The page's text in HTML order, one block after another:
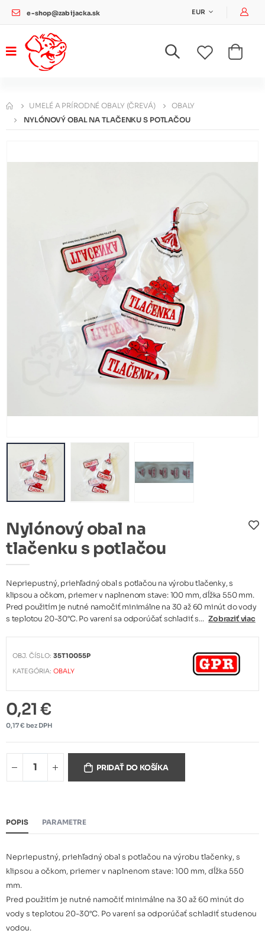
e-shop@zabijacka.sk EUR
UMELÉ A PRÍRODNÉ OBALY (ČREVÁ)
OBALY
NYLÓNOVÝ OBAL NA TLAČENKU S POTLAČOU
Nylónový obal na
tlačenku s potlačou
Nepriepustný, priehľadný obal s potlačou na výrobu tlačenky, s
klipsou a očkom, priemer v naplnenom stave: 100 mm, dĺžka 550 mm.
Pred použitím je nutné namočiť minimálne na 30 až 60 minút do vody
s teplotou 20-30°C. Po varení sa odporúčať schladiť s... Zobraziť viac
OBJ. ČÍSLO:35T10055P
KATEGÓRIA:OBALY
0,21 €
0,17 € bez DPH
PRIDAŤ DO KOŠÍKA
POPIS PARAMETRE
Nepriepustný, priehľadný obal s potlačou na výrobu tlačenky, s
klipsou a očkom, priemer v naplnenom stave: 100 mm, dĺžka 550
mm.
Pred použitím je nutné namočiť minimálne na 30 až 60 minút do
vody s teplotou 20-30°C. Po varení sa odporúčať schladiť studenou
vodou.